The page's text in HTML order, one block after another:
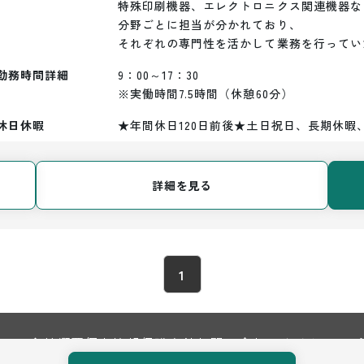
特殊印刷機器、エレクトロニクス関連機器
分野ごとに担当が分かれており、
それぞれの専門性を活かして業務を行って
務時間詳細
9：00～17：30
※実働時間7.5時間（休憩60分）
日休暇
★年間休日120日前後★土日祝日、長期休暇
詳細を見る
1
TOP会社概要個人情報保護方針お問い合わせサイトマップ